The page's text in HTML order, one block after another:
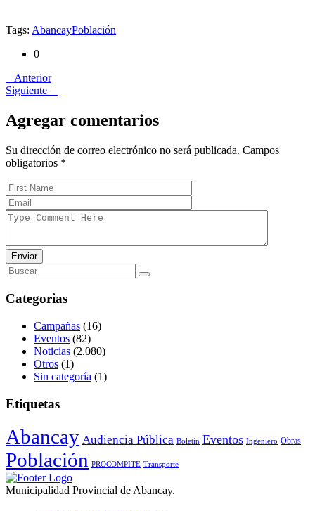
Tags: AbancayPoblación
0
Anterior
Siguiente
Agregar comentarios
Su dirección de correo electrónico no será publicada. Campos
obligatorios *
Enviar
Categorias
Campañas (16)
Eventos (82)
Noticias (2.080)
Otros (1)
Sin categoría (1)
Etiquetas
Abancay Audiencia Pública Boletín Eventos Ingeniero Obras
Población PROCOMPITE Transporte
Municipalidad Provincial de Abancay.